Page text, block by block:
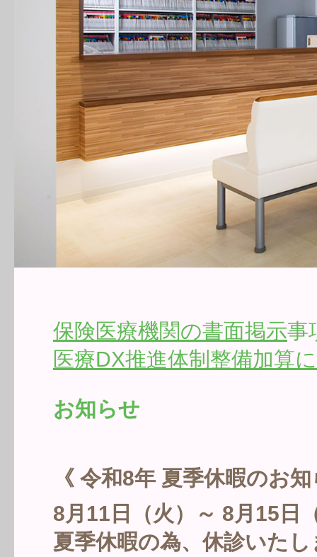
保険医療機関の書面掲示事
医療DX推進体制整備加算
お知らせ
《 令和8年 夏季休暇のお
8月11日（火）～ 8月15日
夏季休暇の為、休診いたし